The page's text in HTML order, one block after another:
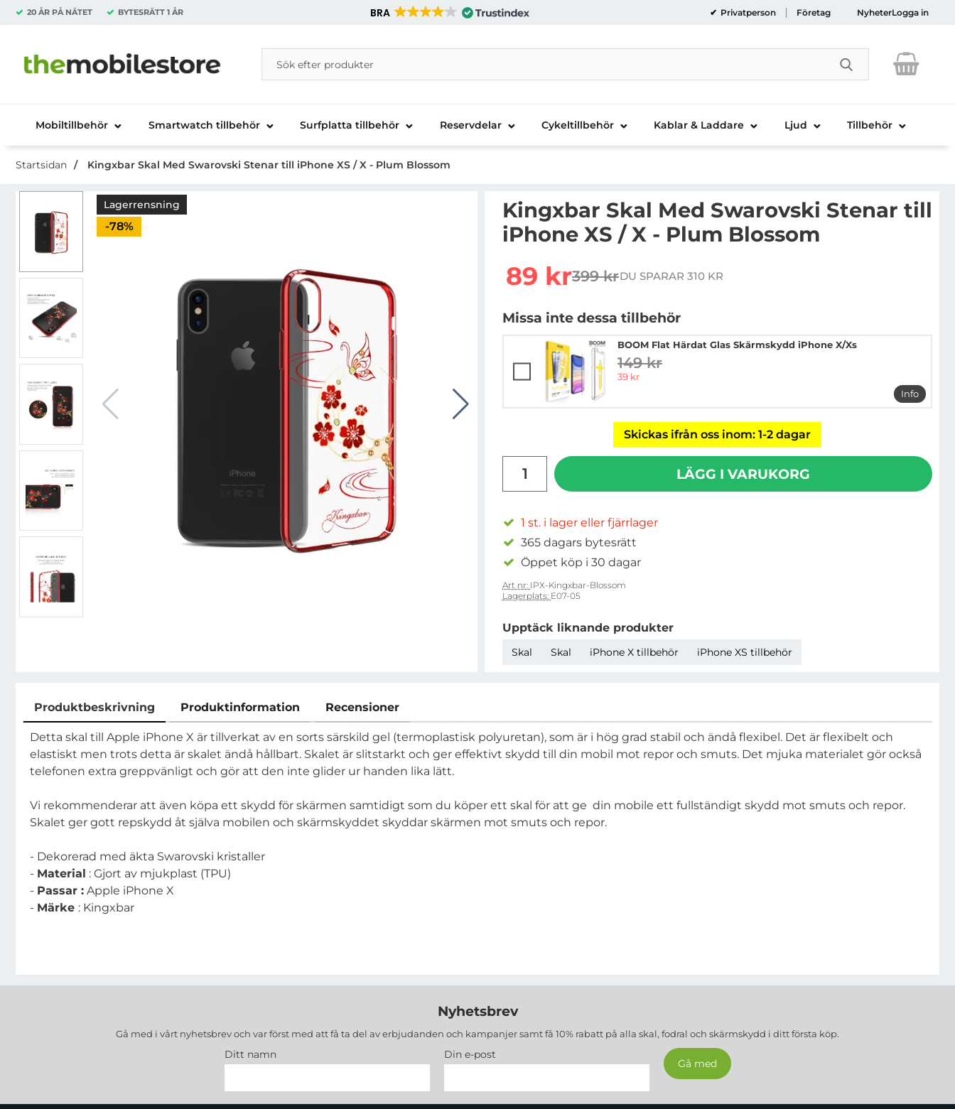
20 ÅR PÅ NÄTET BYTESRÄTT 1 ÅR BRA Privatperson Företag NyheterLogga in
Startsidan för Danira Telecom AB
Sök
Sök på Danira Telecom AB
Genomför
Mobiltillbehör Smartwatch tillbehör Surfplatta tillbehör Reservdelar Cykeltillbehör Kablar & Laddare Ljud Tillbehör
Startsidan Kingxbar Skal Med Swarovski Stenar till iPhone XS / X - Plum Blossom
Lagerrensning
Priset är nedsatt med
-78%
Kingxbar Skal Med Swarovski Stenar till
iPhone XS / X - Plum Blossom
rea pris
89 krtidigare pris
399 krDU SPARAR 310 KR
Missa inte dessa tillbehör
BOOM Flat Härdat Glas Skärmskydd iPhone X/Xs
tidigare pris
149 kr
rea pris
39 kr
Info
mer info
Skickas ifrån oss inom: 1-2 dagar
LÄGG I VARUKORG
1 st. i lager eller fjärrlager
365 dagars bytesrätt
Öppet köp i 30 dagar
Art nr: IPX-Kingxbar-Blossom
Lagerplats: E07-05
Upptäck liknande produkter
Skal Skal iPhone X tillbehör iPhone XS tillbehör
Produktbeskrivning Produktinformation Recensioner
Produktbeskrivning
Detta skal till Apple iPhone X är tillverkat av en sorts särskild gel (termoplastisk polyuretan), som är i hög grad stabil och ändå flexibel. Det är flexibelt och
elastiskt men trots detta är skalet ändå hållbart. Skalet är slitstarkt och ger effektivt skydd till din mobil mot repor och smuts. Det mjuka materialet gör också
telefonen extra greppvänligt och gör att den inte glider ur handen lika lätt.
Vi rekommenderar att även köpa ett skydd för skärmen samtidigt som du köper ett skal för att ge din mobile ett fullständigt skydd mot smuts och repor.
Skalet ger gott repskydd åt själva mobilen och skärmskyddet skyddar skärmen mot smuts och repor.
- Dekorerad med äkta Swarovski kristaller
- Material : Gjort av mjukplast (TPU)
- Passar : Apple iPhone X
- Märke : Kingxbar
Nyhetsbrev
Gå med i vårt nyhetsbrev och var först med att få ta del av erbjudanden och kampanjer samt få 10% rabatt på alla skal, fodral och skärmskydd i ditt första köp.
Ditt namn Din e-post